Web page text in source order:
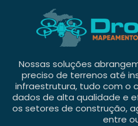
Nossas soluções
preciso de terrenos até
infraestrutura, tudo com o
dados de alta qualidade e
os setores de construção,
entre